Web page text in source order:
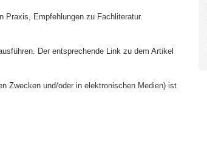
Praxis, Empfehlungen zu Fachliteratur.
Der entsprechende Link zu dem Artikel
Zwecken und/oder in elektronischen Medien) ist